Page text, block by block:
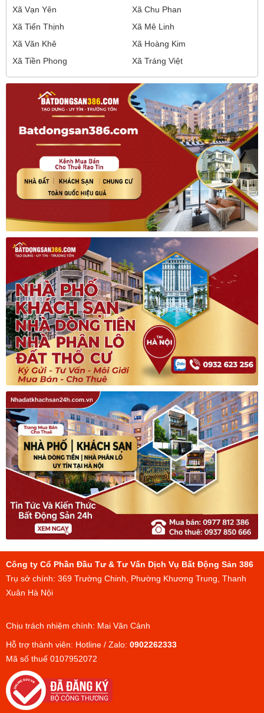
Xã Vạn Yên
Xã Chu Phan
Xã Tiến Thịnh
Xã Mê Linh
Xã Văn Khê
Xã Hoàng Kim
Xã Tiền Phong
Xã Tráng Việt
Công ty Cổ Phần Đầu Tư & Tư Vấn Dịch Vụ Bất Động Sản 386
Trụ sở chính: 369 Trường Chinh, Phường Khương Trung, Thanh
Xuân Hà Nội
Chịu trách nhiệm chính: Mai Văn Cảnh
Hỗ trợ thành viên: Hotline / Zalo: 0902262333
Mã số thuế 0107952072